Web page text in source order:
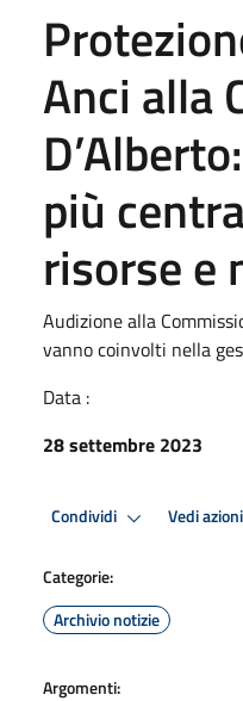
Anci alla
più
risorse e
Audizione alla
vanno coinvolti nella
Data :
28 settembre 2023
Condividi Vedi azioni
Categorie:
Archivio notizie
Argomenti: